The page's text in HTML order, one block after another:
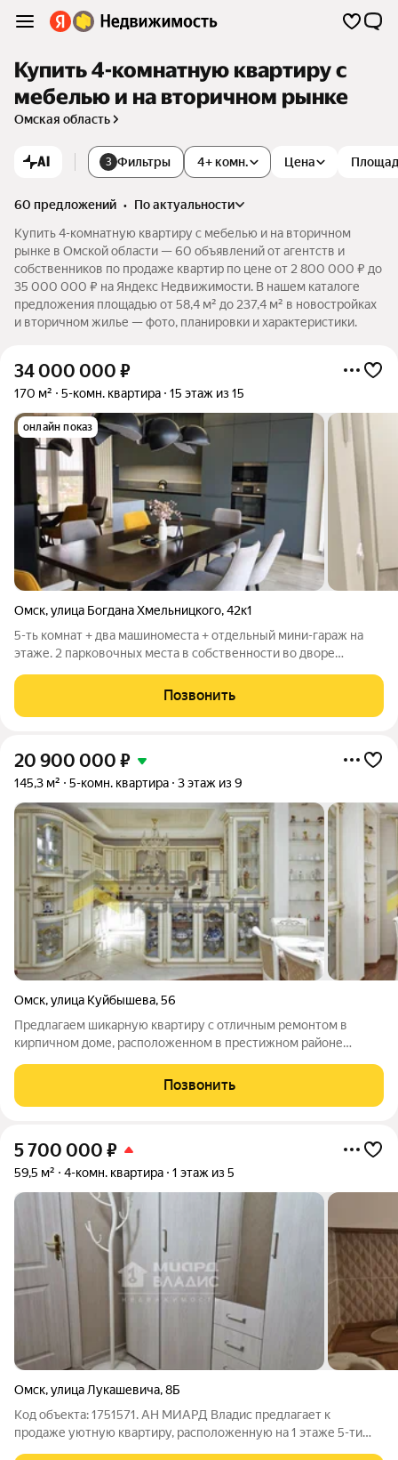
Купить 4-комнатную квартиру с
мебелью и на вторичном рынке
Омская область
AI 3 Фильтры 4+ комн. Цена
60 предложений •
по актуальности
Купить 4-комнатную квартиру с мебелью и на вторичном
рынке в Омской области — 60 объявлений от агентств и
собственников по продаже квартир по цене от 2 800 000 ₽ до
35 000 000 ₽ на Яндекс Недвижимости. В нашем каталоге
предложения площадью от 58,4 м² до 237,4 м² в новостройках
и вторичном жилье — фото, планировки и характеристики.
34 000 000 ₽
170 м² 5-комн. квартира 15 этаж из 15
онлайн показ
Омск,улица Богдана Хмельницкого,42к1
5-ть комнат + два машиноместа + отдельный мини-гараж на
этаже. 2 парковочных места в собственности во дворе
этаже для хранения шин, велосипедов, колясок и сезонного
Позвонить
20 900 000 ₽
145,3 м² 5-комн. квартира 3 этаж из 9
Омск,улица Куйбышева,56
Предлагаем шикарную квартиру с отличным ремонтом в
кирпичном доме, расположенном в престижном районе
детские образовательные учреждения, торговые и
спортивные комплексы, Кинотеатр Атриум. Шаговая
Позвонить
5 700 000 ₽
59,5 м² 4-комн. квартира 1 этаж из 5
Омск,улица Лукашевича,8Б
Код объекта: 1751571. АН МИАРД Владис предлагает к
продаже уютную квартиру, расположенную на 1 этаже 5-ти